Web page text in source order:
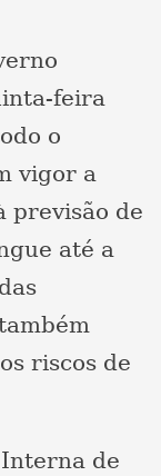
feira
o
vigor a
previsão de
até a
riscos de
de